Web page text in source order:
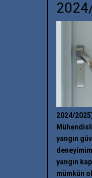
2024/
yangın
yangın
mümkün